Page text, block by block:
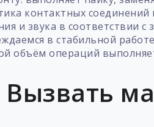
контактных
и звука в соответствии
в стабильной
объём операций
Вызвать